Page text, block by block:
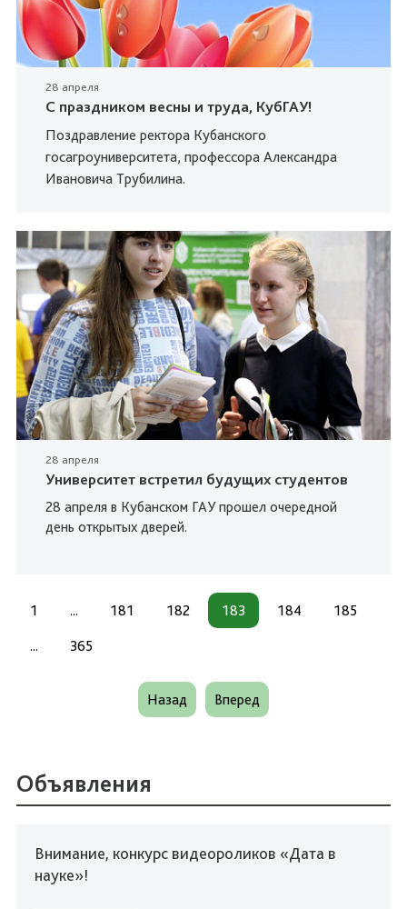
28 апреля
С праздником весны и труда, КубГАУ!
Поздравление ректора Кубанского
госагроуниверситета, профессора Александра
Ивановича Трубилина.
28 апреля
Университет встретил будущих студентов
28 апреля в Кубанском ГАУ прошел очередной
день открытых дверей.
1 ... 181 182 183 184 185
... 365
Назад Вперед
Объявления
Внимание, конкурс видеороликов «Дата в
науке»!